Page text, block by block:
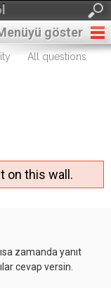
göster
All questions
on this wall.
zamanda yanıt
cevap versin.